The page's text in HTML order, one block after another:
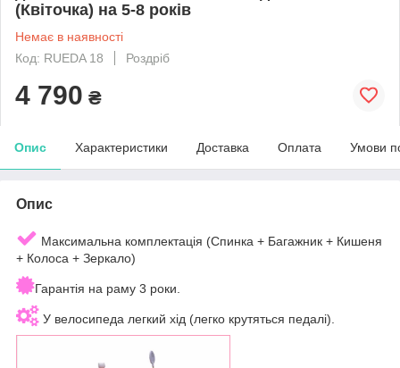
(Квіточка) на 5-8 років
Немає в наявності
Код: RUEDA 18
Роздріб
4 790 ₴
Опис Характеристики Доставка Оплата Умови
Опис
Максимальна комплектація (Спинка + Багажник + Кишеня
+ Колоса + Зеркало)
Гарантія на раму 3 роки.
У велосипеда легкий хід (легко крутяться педалі).